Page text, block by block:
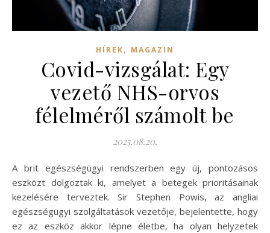
HÍREK, MAGAZIN
Covid-vizsgálat: Egy
vezető NHS-orvos
félelméről számolt be
2025.08.20.
A brit egészségügyi rendszerben egy új, pontozásos
eszközt dolgoztak ki, amelyet a betegek prioritásainak
kezelésére terveztek. Sir Stephen Powis, az angliai
egészségügyi szolgáltatások vezetője, bejelentette, hogy
ez az eszköz akkor lépne életbe, ha olyan helyzetek